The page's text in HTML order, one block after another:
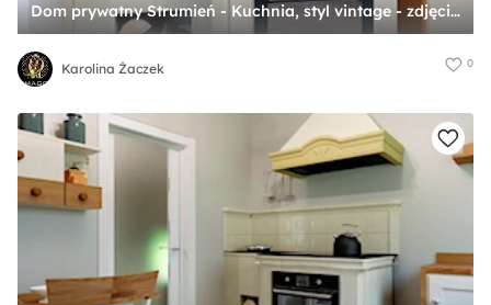
Dom prywatny Strumień - Kuchnia, styl vintage - zdjęcie od Karolina Żaczek
Karolina Żaczek 0